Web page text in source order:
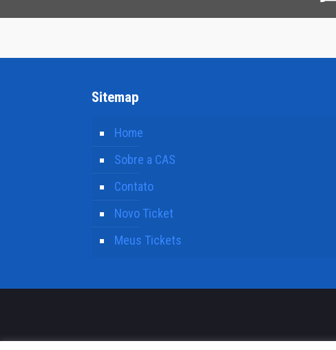
Sitemap
Home
Sobre a CAS
Contato
Novo Ticket
Meus Tickets